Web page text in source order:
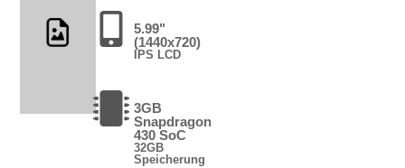
5.99"
(1440x720)
IPS LCD
3GB
Snapdragon
430 SoC
32GB
Speicherung